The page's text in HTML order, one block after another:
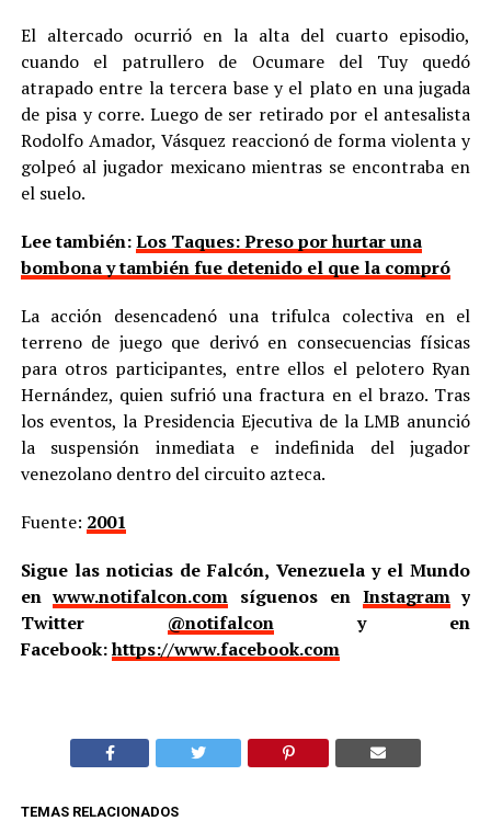
El altercado ocurrió en la alta del cuarto episodio,
cuando el patrullero de Ocumare del Tuy quedó
atrapado entre la tercera base y el plato en una jugada
de pisa y corre. Luego de ser retirado por el antesalista
Rodolfo Amador, Vásquez reaccionó de forma violenta y
golpeó al jugador mexicano mientras se encontraba en
el suelo.
Lee también:Los Taques: Preso por hurtar una
bombona y también fue detenido el que la compró
La acción desencadenó una trifulca colectiva en el
terreno de juego que derivó en consecuencias físicas
para otros participantes, entre ellos el pelotero Ryan
Hernández, quien sufrió una fractura en el brazo. Tras
los eventos, la Presidencia Ejecutiva de la LMB anunció
la suspensión inmediata e indefinida del jugador
venezolano dentro del circuito azteca.
Fuente: 2001
Sigue las noticias de Falcón, Venezuela y el Mundo
enwww.notifalcon.com síguenos en Instagramy
Twitter @notifalcony en
Facebook:https://www.facebook.com
TEMAS RELACIONADOS